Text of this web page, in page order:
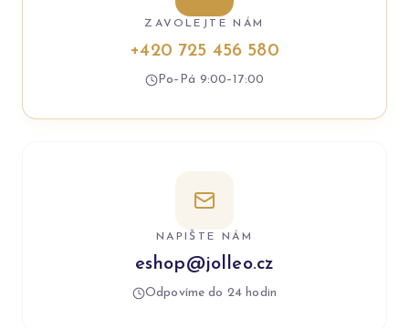
ZAVOLEJTE NÁM
+420 725 456 580
Po–Pá 9:00–17:00
NAPIŠTE NÁM
eshop@jolleo.cz
Odpovíme do 24 hodin